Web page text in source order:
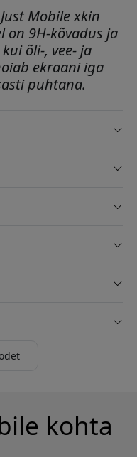
Mobile xkin
on 9H-kõvadus ja
õli-, vee- ja
ekraani iga
puhtana.
kohta